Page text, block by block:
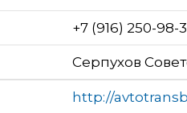
+7 (916) 250-98-
Серпухов
http://